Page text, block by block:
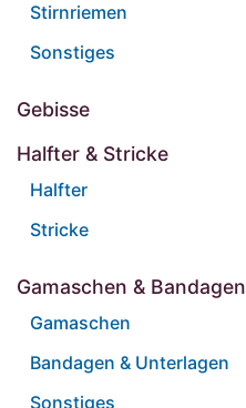
Stirnriemen
Sonstiges
Gebisse
Halfter & Stricke
Halfter
Stricke
Gamaschen & Bandagen
Gamaschen
Bandagen & Unterlagen
Sonstiges